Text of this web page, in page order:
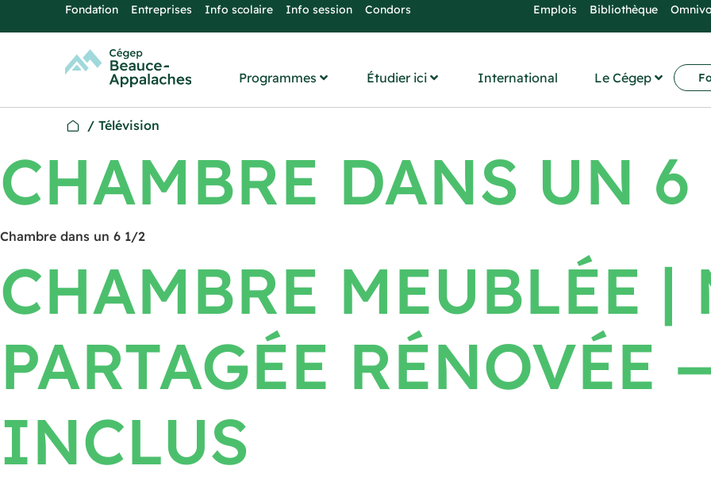
Fondation Entreprises Info scolaire Info session Condors Emplois Bibliothèque
Programmes Étudier ici International Le Cégep
/ Télévision
CHAMBRE DANS UN
Chambre dans un 6 1/2
CHAMBRE MEUBLÉE
PARTAGÉE RÉNOVÉE
INCLUS